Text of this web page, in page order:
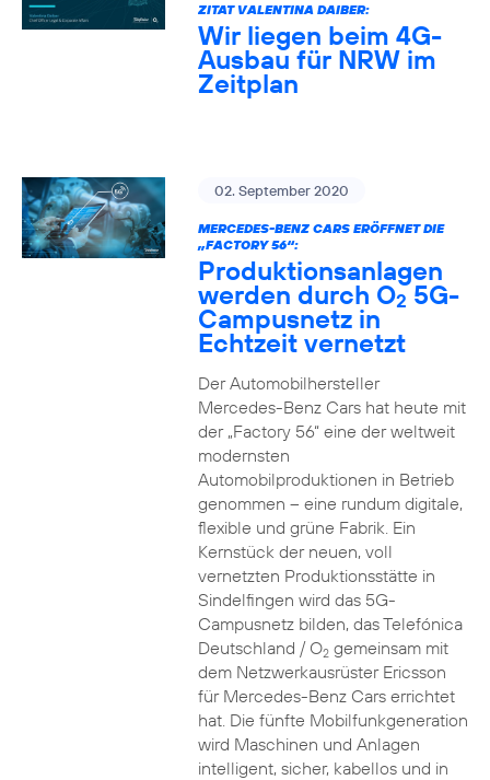
ZITAT VALENTINA DAIBER:
Wir liegen beim 4G-
Ausbau für NRW im
Zeitplan
02. September 2020
MERCEDES-BENZ CARS ERÖFFNET DIE
„FACTORY 56“:
Produktionsanlagen
werden durch O25G-
Campusnetz in
Echtzeit vernetzt
Der Automobilhersteller
Mercedes-Benz Cars hat heute mit
der „Factory 56“ eine der weltweit
modernsten
Automobilproduktionen in Betrieb
genommen – eine rundum digitale,
flexible und grüne Fabrik. Ein
Kernstück der neuen, voll
vernetzten Produktionsstätte in
Sindelfingen wird das 5G-
Campusnetz bilden, das Telefónica
Deutschland / O2gemeinsam mit
dem Netzwerkausrüster Ericsson
für Mercedes-Benz Cars errichtet
hat. Die fünfte Mobilfunkgeneration
wird Maschinen und Anlagen
intelligent, sicher, kabellos und in